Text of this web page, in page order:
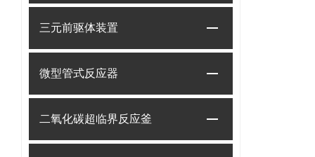
三元前驱体装置
微型管式反应器
二氧化碳超临界反应釜